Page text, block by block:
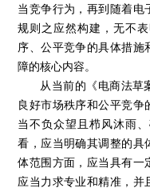
当竞争行为，再到随着电
规则之应然构建，无不
序、公平竞争的具体措施
障的核心内容。
从当前的《电商法草
良好市场秩序和公平竞
当不负众望且栉风沐雨
看，应当明确其调整的具
体范围方面，应当具有一
应当力求专业和精准，并